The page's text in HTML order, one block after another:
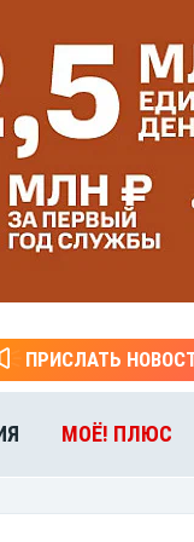
ПРИСЛАТЬ
МОЁ! ПЛЮС